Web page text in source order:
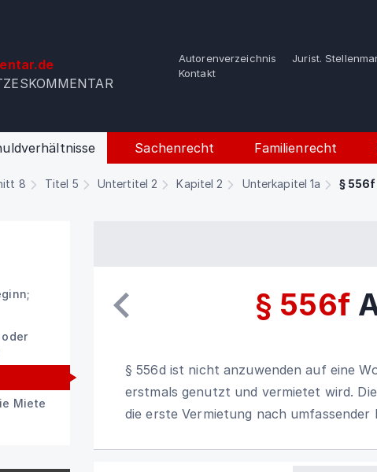
Autorenverzeichnis
Jurist.
Kontakt
Sachenrecht Familienrecht
8 Titel 5 Untertitel 2 Kapitel 2 Unterkapitel 1a
§
Miete
§ 556f
§ 556d ist nicht anzuwenden auf eine
erstmals genutzt und vermietet wird.
die erste Vermietung nach umfassender